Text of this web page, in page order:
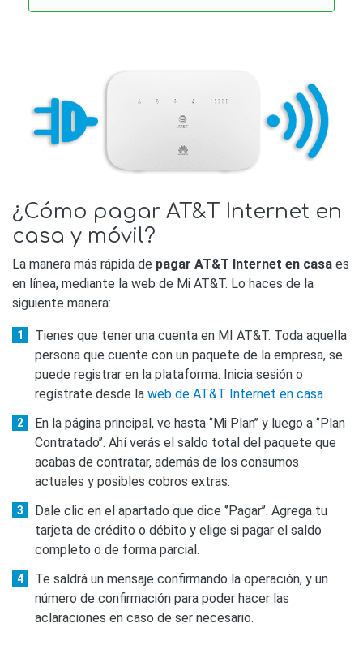
¿Cómo pagar AT&T Internet en
casa y móvil?
La manera más rápida de pagar AT&T Internet en casa es
en línea, mediante la web de Mi AT&T. Lo haces de la
siguiente manera:
Tienes que tener una cuenta en MI AT&T. Toda aquella
persona que cuente con un paquete de la empresa, se
puede registrar en la plataforma. Inicia sesión o
regístrate desde la web de AT&T Internet en casa.
En la página principal, ve hasta ‘’Mi Plan’’ y luego a ‘’Plan
Contratado’’. Ahí verás el saldo total del paquete que
acabas de contratar, además de los consumos
actuales y posibles cobros extras.
Dale clic en el apartado que dice ‘’Pagar’’. Agrega tu
tarjeta de crédito o débito y elige si pagar el saldo
completo o de forma parcial.
Te saldrá un mensaje confirmando la operación, y un
número de confirmación para poder hacer las
aclaraciones en caso de ser necesario.